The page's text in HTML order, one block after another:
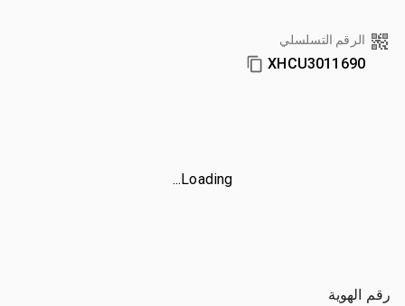
الرقم التسلسلي
XHCU3011690
Loading...
رقم الهوية